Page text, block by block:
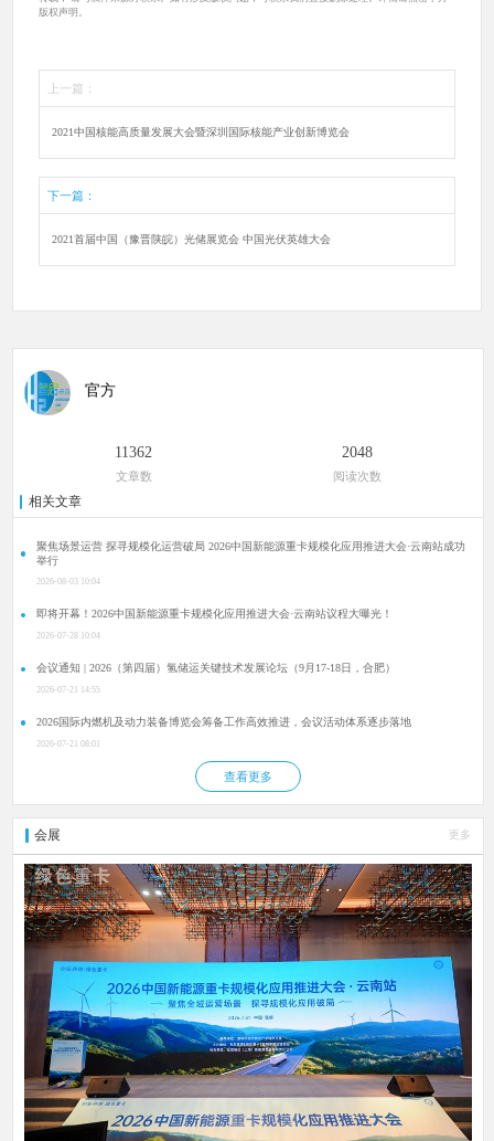
版权声明。
上一篇：
2021中国核能高质量发展大会暨深圳国际核能产业创新博览会
下一篇：
2021首届中国（豫晋陕皖）光储展览会 中国光伏英雄大会
官方
11362
文章数
2048
阅读次数
相关文章
聚焦场景运营 探寻规模化运营破局 2026中国新能源重卡规模化应用推进大会·云南站成功
举行
2026-08-03 10:04
即将开幕！2026中国新能源重卡规模化应用推进大会·云南站议程大曝光！
2026-07-28 10:04
会议通知 | 2026（第四届）氢储运关键技术发展论坛（9月17-18日，合肥）
2026-07-21 14:55
2026国际内燃机及动力装备博览会筹备工作高效推进，会议活动体系逐步落地
2026-07-21 08:01
查看更多
会展 更多